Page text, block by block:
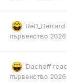
ReD_Gerrard
първенство 2026
Dacheff
първенство 2026